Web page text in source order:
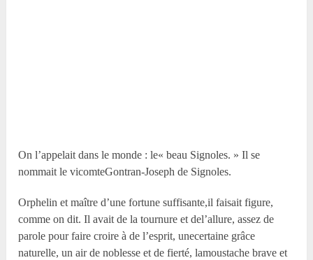
On l’appelait dans le monde : le« beau Signoles. » Il se
nommait le vicomteGontran-Joseph de Signoles.
Orphelin et maître d’une fortune suffisante,il faisait figure,
comme on dit. Il avait de la tournure et del’allure, assez de
parole pour faire croire à de l’esprit, unecertaine grâce
naturelle, un air de noblesse et de fierté, lamoustache brave et